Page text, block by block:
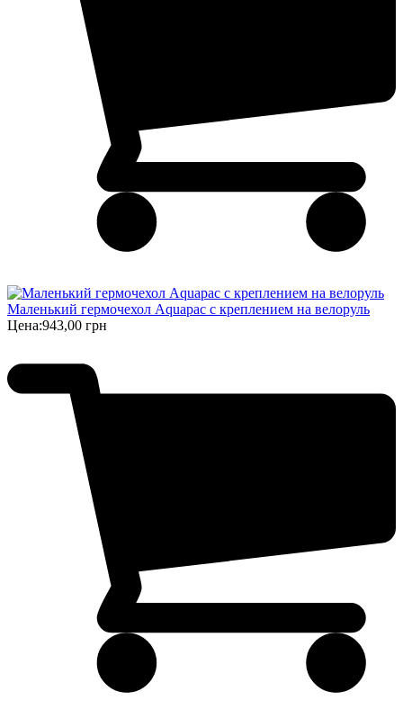
Маленький гермочехол Aquapac с креплением на велоруль
Цена:943,00 грн